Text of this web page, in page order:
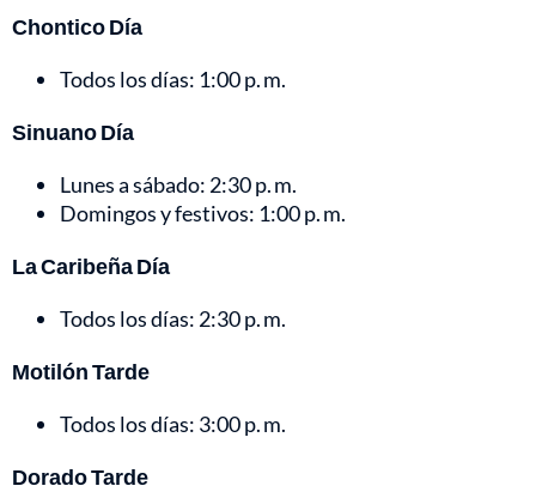
Chontico Día
Todos los días: 1:00 p. m.
Sinuano Día
Lunes a sábado: 2:30 p. m.
Domingos y festivos: 1:00 p. m.
La Caribeña Día
Todos los días: 2:30 p. m.
Motilón Tarde
Todos los días: 3:00 p. m.
Dorado Tarde